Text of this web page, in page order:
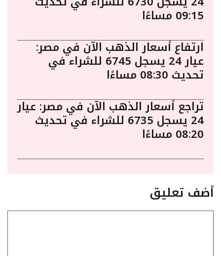
09:15 مساءًا
ارتفاع أسعار الذهب الآن في مصر:
عيار 24 يسجل 6745 للشراء في
تحديث 08:30 مساءًا
تراجع أسعار الذهب الآن في مصر: عيار
24 يسجل 6735 للشراء في تحديث
08:20 مساءًا
أضف تعليق